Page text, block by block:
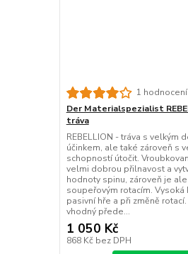
1 hodnocení
Der Materialspezialist
tráva
REBELLION - tráva s velkým
účinkem, ale také zároveň s
schopností útočit.
velmi dobrou přilnavost a
hodnoty spinu, zároveň je
soupeřovým rotacím. Vysoká
pasivní hře a při změně
vhodný přede...
1 050 Kč
868 Kč bez DPH